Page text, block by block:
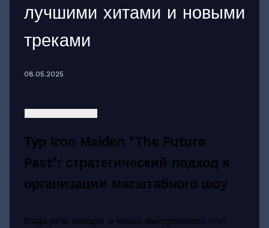
лучшими хитами и новыми
треками
08.05.2025
Тур Iron Maiden "The Future
Past": стратегический подход к
организации масштабного шоу
Когда речь заходит о живых выступлениях Iron